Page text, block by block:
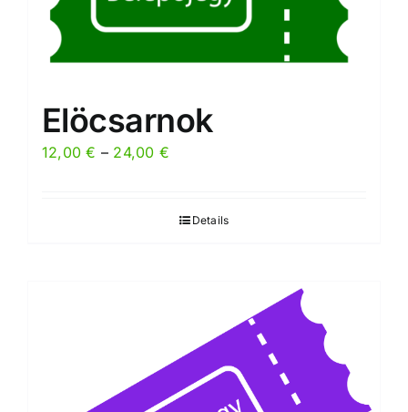
Elöcsarnok
12,00€ – 24,00 €
24,00 €
Details